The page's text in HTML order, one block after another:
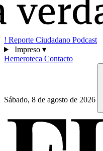
! Reporte Ciudadano Podcast
Impreso ▾
Hemeroteca Contacto
Sábado, 8 de agosto de 2026